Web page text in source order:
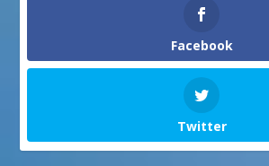
Facebook
Twitter